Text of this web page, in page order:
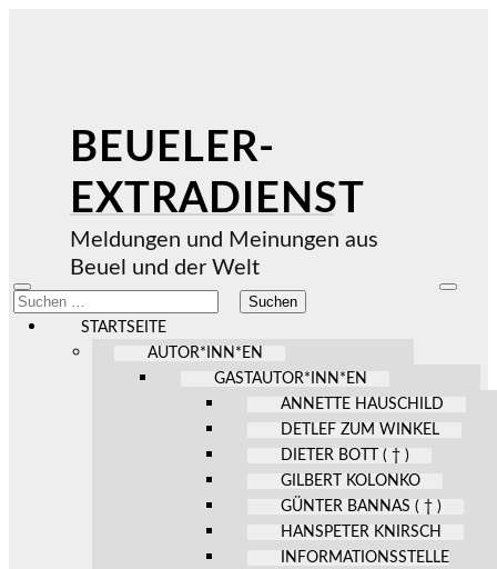
BEUELER-
EXTRADIENST
Meldungen und Meinungen aus
Beuel und der Welt
Mobile-
Menü
ein-/ausblenden
Suchen
nach:
STARTSEITE
AUTOR*INN*EN
GASTAUTOR*INN*EN
ANNETTE HAUSCHILD
DETLEF ZUM WINKEL
DIETER BOTT ( † )
GILBERT KOLONKO
GÜNTER BANNAS ( † )
HANSPETER KNIRSCH
INFORMATIONSSTELLE